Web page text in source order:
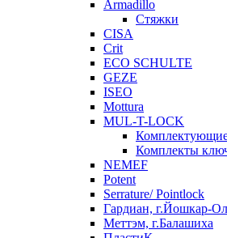
Armadillo
Стяжки
CISA
Crit
ECO SCHULTE
GEZE
ISEO
Mottura
MUL-T-LOCK
Комплекты
NEMEF
Potent
Serrature/ Pointlock
Гардиан, г.Йошкар-
Меттэм, г.Балашиха